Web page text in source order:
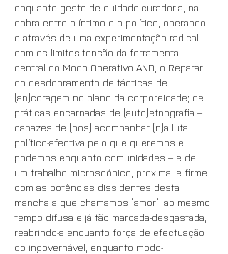
enquanto gesto de cuidado-curadoria, na
dobra entre o íntimo e o político, operando-
o através de uma experimentação radical
com os limites-tensão da ferramenta
central do Modo Operativo AND, o Reparar;
do desdobramento de tácticas de
(an)coragem no plano da corporeidade; de
práticas encarnadas de (auto)etnografia –
capazes de (nos) acompanhar (n)a luta
político-afectiva pelo que queremos e
podemos enquanto comunidades – e de
um trabalho microscópico, proximal e firme
com as potências dissidentes desta
mancha a que chamamos “amor”, ao mesmo
tempo difusa e já tão marcada-desgastada,
reabrindo-a enquanto força de efectuação
do ingovernável, enquanto modo-